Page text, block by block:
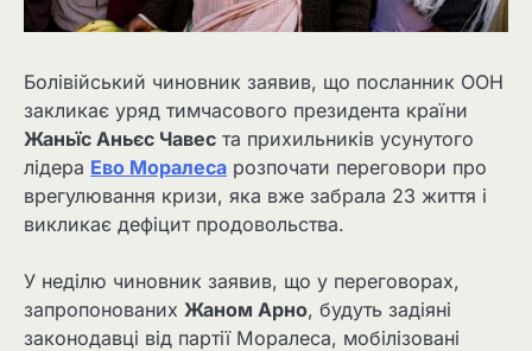
Болівійський чиновник заявив, що посланник ООН
закликає уряд тимчасового президента країни
Жаньїс Аньєс Чавес та прихильників усунутого
лідера Ево Моралеса розпочати переговори про
врегулювання кризи, яка вже забрала 23 життя і
викликає дефіцит продовольства.
У неділю чиновник заявив, що у переговорах,
запропонованих Жаном Арно, будуть задіяні
законодавці від партії Моралеса, мобілізовані